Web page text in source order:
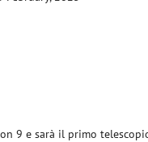
9 e sarà il primo